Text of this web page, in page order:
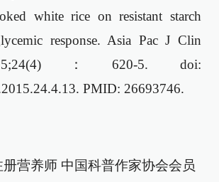
white rice on resistant starch
response. Asia Pac J Clin
：620-5. doi:
PMID: 26693746.
营养师 中国科普作家协会会员